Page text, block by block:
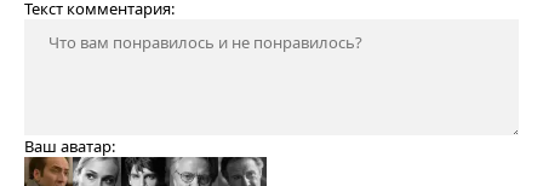
Текст комментария:
Ваш аватар: